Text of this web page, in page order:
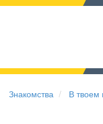
Знакомства В твоем